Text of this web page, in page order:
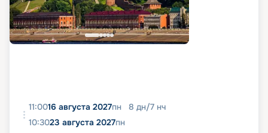
11:0016 августа 2027пн 8 дн/7 нч
10:3023 августа 2027пн